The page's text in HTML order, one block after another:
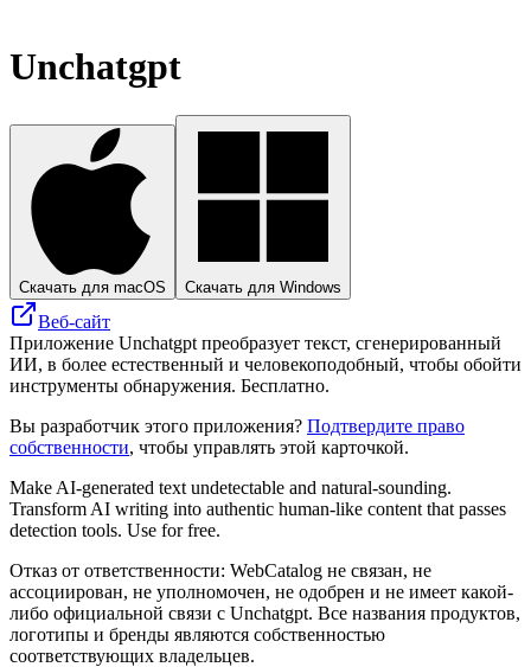
Unchatgpt
Скачать для macOS Скачать для Windows
Веб-сайт
Приложение Unchatgpt преобразует текст, сгенерированный
ИИ, в более естественный и человекоподобный, чтобы обойти
инструменты обнаружения. Бесплатно.
Вы разработчик этого приложения? Подтвердите право
собственности, чтобы управлять этой карточкой.
Make AI-generated text undetectable and natural-sounding.
Transform AI writing into authentic human-like content that passes
detection tools. Use for free.
Отказ от ответственности: WebCatalog не связан, не
ассоциирован, не уполномочен, не одобрен и не имеет какой-
либо официальной связи с Unchatgpt. Все названия продуктов,
логотипы и бренды являются собственностью
соответствующих владельцев.